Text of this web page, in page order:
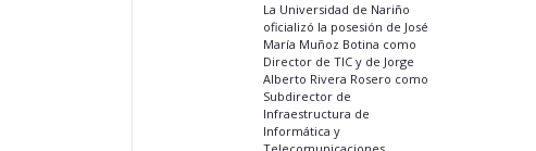
La Universidad de Nariño
oficializó la posesión de José
María Muñoz Botina como
Director de TIC y de Jorge
Alberto Rivera Rosero como
Subdirector de
Infraestructura de
Informática y